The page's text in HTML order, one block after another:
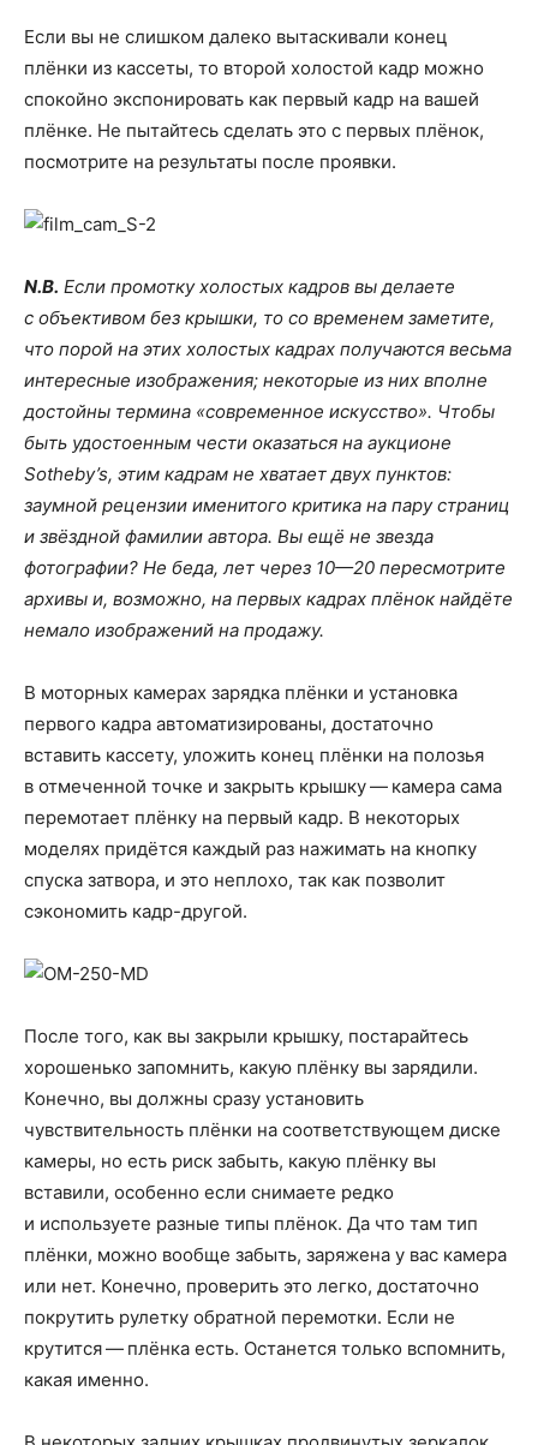
Если вы не слишком далеко вытаскивали конец
плёнки из кассеты, то второй холостой кадр можно
спокойно экспонировать как первый кадр на вашей
плёнке. Не пытайтесь сделать это с первых плёнок,
посмотрите на результаты после проявки.
N.B. Если промотку холостых кадров вы делаете
с объективом без крышки, то со временем заметите,
что порой на этих холостых кадрах получаются весьма
интересные изображения; некоторые из них вполне
достойны термина «современное искусство». Чтобы
быть удостоенным чести оказаться на аукционе
Sotheby’s, этим кадрам не хватает двух пунктов:
заумной рецензии именитого критика на пару страниц
и звёздной фамилии автора. Вы ещё не звезда
фотографии? Не беда, лет через 10—20 пересмотрите
архивы и, возможно, на первых кадрах плёнок найдёте
немало изображений на продажу.
В моторных камерах зарядка плёнки и установка
первого кадра автоматизированы, достаточно
вставить кассету, уложить конец плёнки на полозья
в отмеченной точке и закрыть крышку — камера сама
перемотает плёнку на первый кадр. В некоторых
моделях придётся каждый раз нажимать на кнопку
спуска затвора, и это неплохо, так как позволит
сэкономить кадр-другой.
После того, как вы закрыли крышку, постарайтесь
хорошенько запомнить, какую плёнку вы зарядили.
Конечно, вы должны сразу установить
чувствительность плёнки на соответствующем диске
камеры, но есть риск забыть, какую плёнку вы
вставили, особенно если снимаете редко
и используете разные типы плёнок. Да что там тип
плёнки, можно вообще забыть, заряжена у вас камера
или нет. Конечно, проверить это легко, достаточно
покрутить рулетку обратной перемотки. Если не
крутится — плёнка есть. Останется только вспомнить,
какая именно.